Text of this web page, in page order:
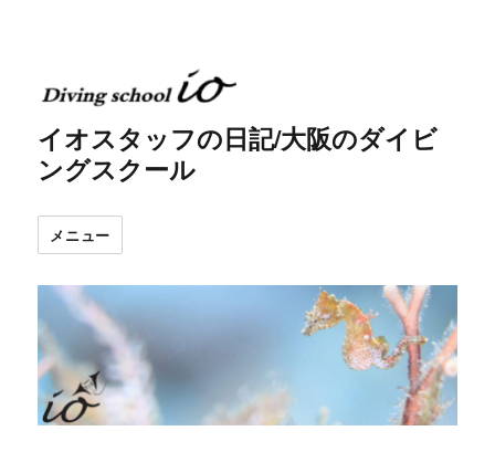
イオスタッフの日記/大阪のダイビ
ングスクール
メニュー